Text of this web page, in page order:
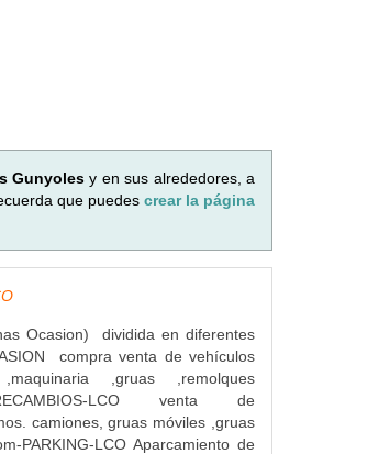
Gunyolesy en sus alrededores, a
que puedes crear la página
Ocasion) dividida en diferentes
compra venta de vehículos
,gruas ,remolques
RECAMBIOS-LCO venta de
camiones, gruas móviles ,gruas
PARKING-LCO Aparcamiento de